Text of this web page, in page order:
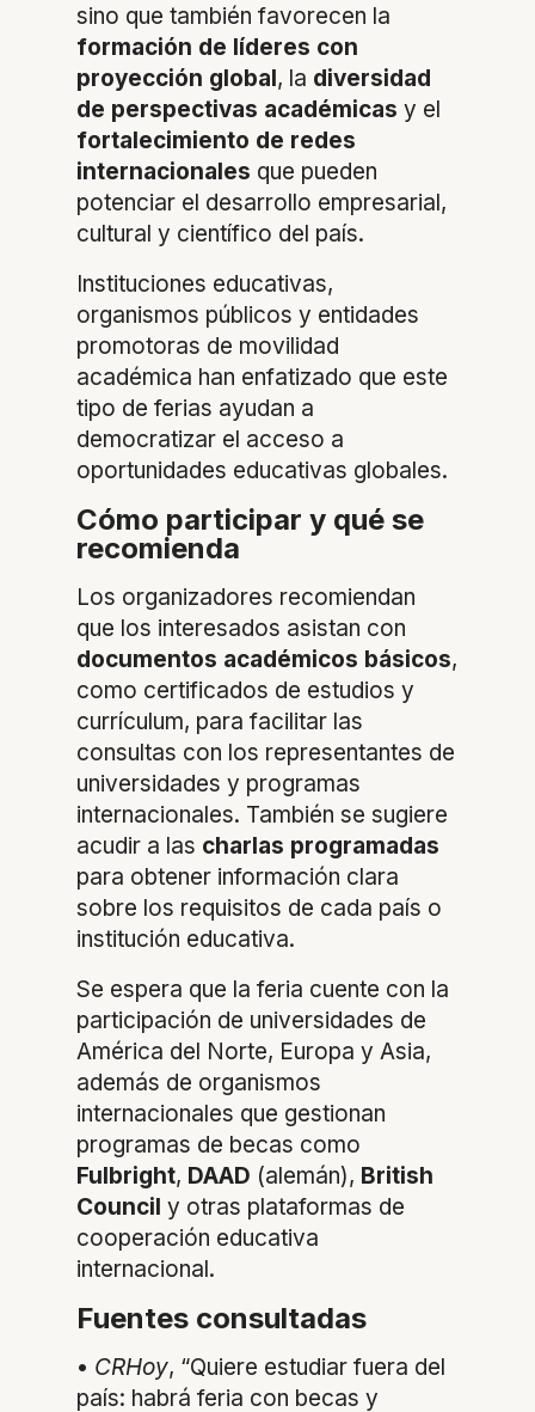
sino que también favorecen la
formación de líderes con
proyección global, la diversidad
de perspectivas académicas y el
fortalecimiento de redes
internacionales que pueden
potenciar el desarrollo empresarial,
cultural y científico del país.
Instituciones educativas,
organismos públicos y entidades
promotoras de movilidad
académica han enfatizado que este
tipo de ferias ayudan a
democratizar el acceso a
oportunidades educativas globales.
Cómo participar y qué se
recomienda
Los organizadores recomiendan
que los interesados asistan con
documentos académicos básicos,
como certificados de estudios y
currículum, para facilitar las
consultas con los representantes de
universidades y programas
internacionales. También se sugiere
acudir a las charlas programadas
para obtener información clara
sobre los requisitos de cada país o
institución educativa.
Se espera que la feria cuente con la
participación de universidades de
América del Norte, Europa y Asia,
además de organismos
internacionales que gestionan
programas de becas como
Fulbright, DAAD (alemán), British
Council y otras plataformas de
cooperación educativa
internacional.
Fuentes consultadas
• CRHoy, “Quiere estudiar fuera del
país: habrá feria con becas y